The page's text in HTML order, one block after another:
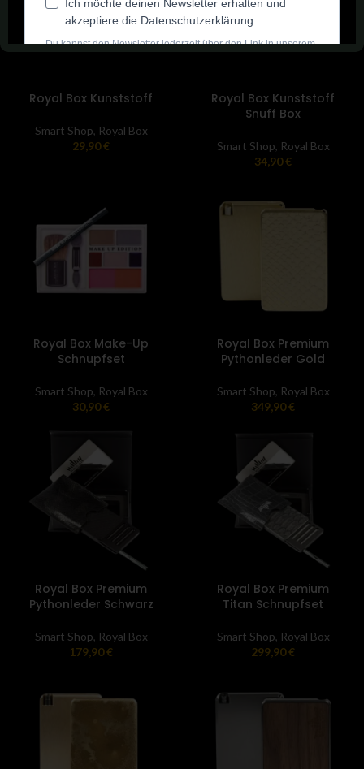
Royal Box Kunststoff
Smart Shop, Royal Box
29,90€
Royal Box Kunststoff
Snuff Box
Smart Shop, Royal Box
34,90€
Royal Box Make-Up
Schnupfset
Smart Shop, Royal Box
30,90€
Royal Box Premium
Pythonleder Gold
Smart Shop, Royal Box
349,90€
Royal Box Premium
Pythonleder Schwarz
Smart Shop, Royal Box
179,90€
Royal Box Premium
Titan Schnupfset
Smart Shop, Royal Box
299,90€